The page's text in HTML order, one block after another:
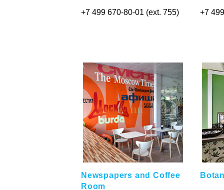
+7 499 670-80-01 (ext. 755)
+7
Newspapers and Coffee
Room